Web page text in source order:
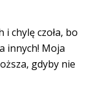
i chylę czoła, bo
innych! Moja
gdyby nie